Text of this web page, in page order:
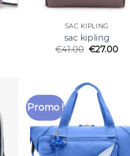
SAC KIPLING
sac kipling
€41.00 €27.00
Promo !